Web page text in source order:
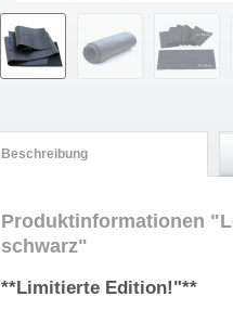
Beschreibung
Produktinformationen
schwarz"
**Limitierte Edition!"**